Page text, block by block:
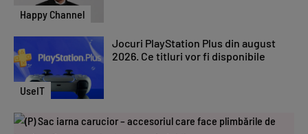
Happy Channel
UseIT
Jocuri PlayStation Plus din august
2026. Ce titluri vor fi disponibile